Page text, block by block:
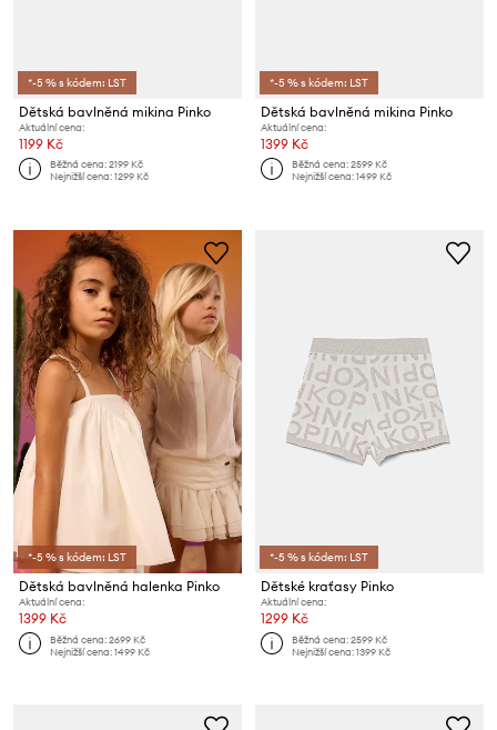
*-5 % s kódem: LST
Dětská bavlněná mikina Pinko
Aktuální cena:
1199 Kč
Běžná cena:2199 Kč
Nejnižší cena:1299 Kč
*-5 % s kódem: LST
Dětská bavlněná mikina Pinko
Aktuální cena:
1399 Kč
Běžná cena:2599 Kč
Nejnižší cena:1499 Kč
*-5 % s kódem: LST
Dětská bavlněná halenka Pinko
Aktuální cena:
1399 Kč
Běžná cena:2699 Kč
Nejnižší cena:1499 Kč
*-5 % s kódem: LST
Dětské kraťasy Pinko
Aktuální cena:
1299 Kč
Běžná cena:2599 Kč
Nejnižší cena:1399 Kč